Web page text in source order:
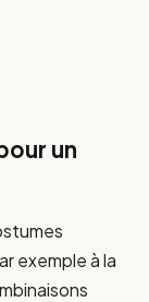
un
exemple à la